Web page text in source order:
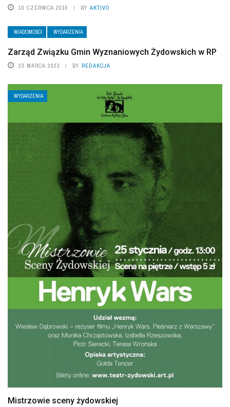
10 CZERWCA 2015 BY AKTIVO
WIADOMOŚCI WYDARZENIA
Zarząd Związku Gmin Wyznaniowych Żydowskich w RP
23 MARCA 2023 BY REDAKCJA
WYDARZENIA
Mistrzowie sceny żydowskiej